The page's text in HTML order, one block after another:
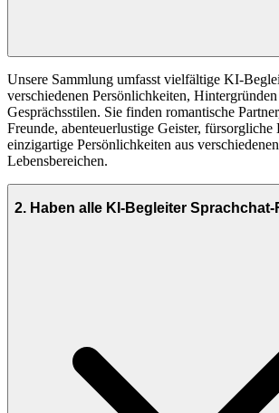
Unsere Sammlung umfasst vielfältige KI-
verschiedenen Persönlichkeiten,
Gesprächsstilen. Sie finden romantische
Freunde, abenteuerlustige Geister, fürsorgliche
einzigartige Persönlichkeiten aus
Lebensbereichen.
2. Haben alle KI-Begleiter